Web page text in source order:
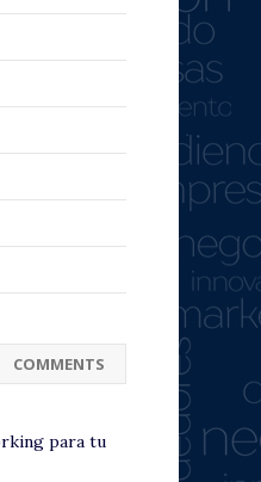
COMMENTS
para tu